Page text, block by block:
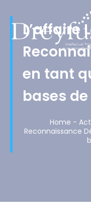
L’affaire
en tant
bases
Home -
Reconnaissance